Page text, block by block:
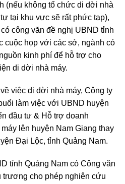
(nếu không tổ chức di dời nhà
tại khu vực sẽ rất phức tạp),
công văn đề nghị UBND tỉnh
cuộc họp với các sở, ngành có
kinh phí để hỗ trợ cho
di dời nhà máy.
việc di dời nhà máy, Công ty
làm việc với UBND huyện
đầu tư & Hỗ trợ doanh
lên huyện Nam Giang thay
Đại Lộc, tỉnh Quảng Nam.
tỉnh Quảng Nam có Công văn
trương cho phép nghiên cứu